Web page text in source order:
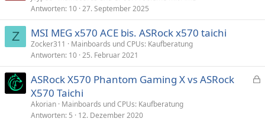
Antworten 10 27. September 2025
Z MSI MEG x570 ACE bis. ASRock x570 taichi
Zocker311
Mainboards und CPUs: Kaufberatung
Antworten 10 25. Februar 2021
ASRock X570 Phantom Gaming X vs ASRock
X570 Taichi
Akorian Mainboards und CPUs: Kaufberatung
Antworten 5 12. Dezember 2020